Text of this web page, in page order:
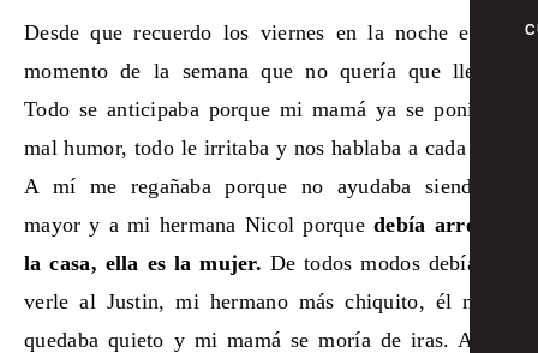
Desde que recuerdo los viernes en la noche era el
momento de la semana que no quería que llegue.
Todo se anticipaba porque mi mamá ya se ponía de
mal humor, todo le irritaba y nos hablaba a cada rato.
A mí me regañaba porque no ayudaba siendo el
mayor y a mi hermana Nicol porquedebía arreglar
la casa, ella es la mujer. De todos modos debíamos
verle al Justin, mi hermano más chiquito, él no se
quedaba quieto y mi mamá se moría de iras. Ahora